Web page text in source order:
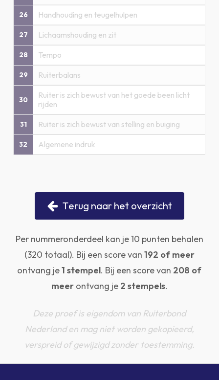
26 Handhouding en teugelhulpen
27 Lichaamshouding en zit
28 Tempo
29 Ruiterbalans
30
Ruiter is zich bewust van het goede been licht
rijden
31 Ruiter is zich bewust van stelling en buiging
32 Algemene indruk
Terug naar het overzicht
Per nummeronderdeel kan je 10 punten behalen
(320 totaal). Bij een score van 192 of meer
ontvang je1 stempel. Bij een score van 208 of
meerontvang je 2 stempels.
Deze proef is eigendom van Ruiterbond
Nederland en mag niet worden gekopieerd,
verspreid of gewijzigd zonder toestemming.